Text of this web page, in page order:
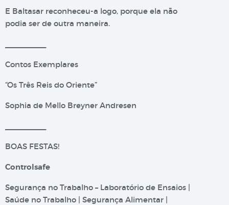
E Baltasar reconheceu-a logo, porque ela não
podia ser de outra maneira.
Contos Exemplares
“Os Três Reis do Oriente”
Sophia de Mello Breyner Andresen
BOAS FESTAS!
Controlsafe
Segurança no Trabalho – Laboratório de Ensaios |
Saúde no Trabalho | Segurança Alimentar |